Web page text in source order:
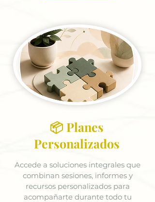
📦 Planes
Personalizados
Accede a soluciones integrales que
combinan sesiones, informes y
recursos personalizados para
acompañarte durante todo tu